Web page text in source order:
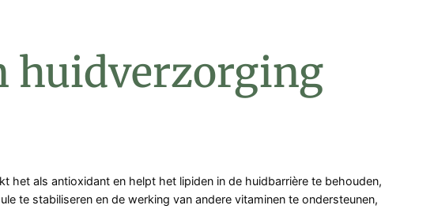
huidverzorging
als antioxidant en helpt het lipiden in de huidbarrière te behouden,
te stabiliseren en de werking van andere vitaminen te ondersteunen,